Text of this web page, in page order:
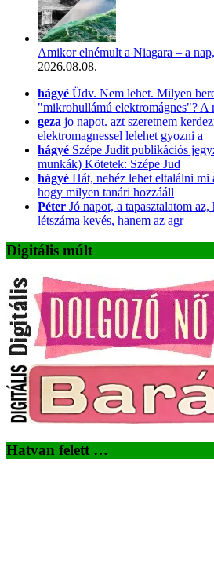
Amikor elnémult a Niagara – a
2026.08.08.
hágyé Üdv. Nem lehet. Milyen
"mikrohullámú elektromágnes"? A
geza jo napot. azt szeretnem
elektromagnessel lelehet gyozni a
hágyé Szépe Judit publikációs
munkák) Kötetek: Szépe Jud
hágyé Hát, nehéz lehet eltalálni
hogy milyen tanári hozzááll
Péter Jó napot, a tapasztalatom
létszáma kevés, hanem az agr
Digitális múlt
Hatvan felett …